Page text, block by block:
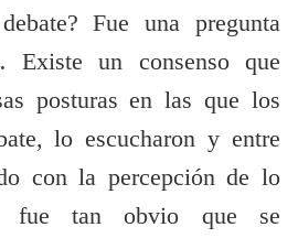
Fue una pregunta
un consenso que
posturas en las que los
lo escucharon y entre
con la percepción de lo
fue tan obvio que se